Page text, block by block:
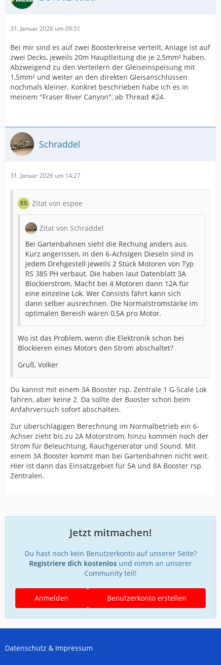
31. Januar 2026 um 09:51
Bei mir sind es auf zwei Boosterkreise verteilt, Anlage ist auf
zwei Decks, jeweils 20m Hauptleitung die je 2,5mm² haben.
Abzweigend zu den Verteilern der Gleiseinspeisung mit
1,5mm² und weiter an den direkten Gleisanschlüssen
nochmals kleiner. Konkret beschrieben habe ich es in
meinem "Fraser River Canyon", ab Thread #24.
Schraddel
31. Januar 2026 um 14:27
Zitat von espee
Zitat von Schraddel
Bei Gartenbahnen sieht die Rechung anders aus.
Kurz angerissen, in den 6-Achsigen Dieseln sind in
jedem Drehgestell jeweils 2 Stück Motoren von Typ
RS 385 PH verbaut. Die haben laut Datenblatt 3A
Blockierstrom. Macht bei 4 Motoren dann 12A für
eine einzelne Lok. Wer Consists fährt kann sich
dann selber ausrechnen. Die Normalstromstärke im
optimalen Bereish wären 0,5A pro Motor.
Wo ist das Problem, wenn die Elektronik schon bei
Blockieren eines Motors den Strom abschaltet?
Gruß, Volker
Du kannst mit einem 3A Booster rsp. Zentrale 1 G-Scale Lok
fahren, aber keine 2. Da sollte der Booster schon beim
Anfahrversuch sofort abschalten.
Zur überschlägigen Berechnung im Normalbetrieb ein 6-
Achser zieht bis zu 2A Motorstrom, hinzu kommen noch der
Strom für Beleuchtung, Rauchgenerator und Sound. Mit
einem 3A Booster kommt man bei Gartenbahnen nicht weit.
Hier ist dann das Einsatzgebiet für 5A und 8A Booster rsp.
Zentralen.
Jetzt mitmachen!
Du hast noch kein Benutzerkonto auf unserer Seite?
Registriere dich kostenlos und nimm an unserer
Community teil!
Benutzerkonto erstellen
Anmelden
Datenschutz & Impressum